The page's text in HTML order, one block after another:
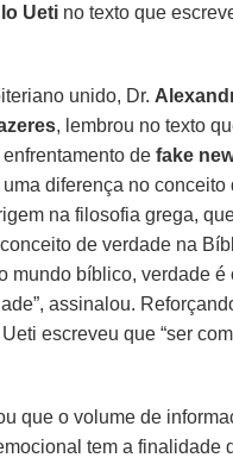
Ueti no texto que
unido, Dr.
, lembrou no texto
enfrentamento defake
uma diferença no conceito
na filosofia grega,
de verdade na
mundo bíblico, verdade é
assinalou.
escreveu que “ser
que o volume de
tem a finalidade